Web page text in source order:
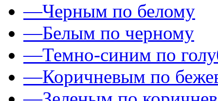
—Черным по белому
—Белым по черному
—Темно-синим по
—Коричневым по